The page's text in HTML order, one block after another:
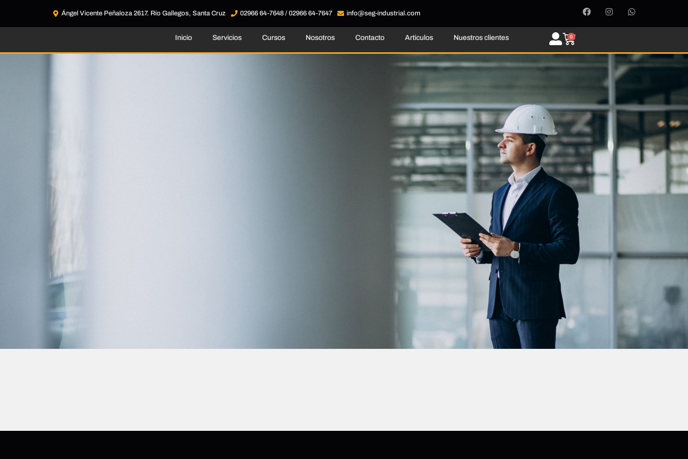
Ángel Vicente Peñaloza 2617. Río Gallegos, Santa Cruz 02966 64-7648 / 02966 64-7647 info@seg-industrial.com
Inicio Servicios Cursos Nosotros Contacto Articulos Nuestros clientes 0